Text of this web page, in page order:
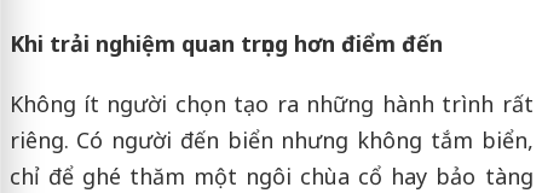
Khi trải nghiệm quan trọng hơn điểm đến
Không ít người chọn tạo ra những hành trình rất
riêng. Có người đến biển nhưng không tắm biển,
chỉ để ghé thăm một ngôi chùa cổ hay bảo tàng